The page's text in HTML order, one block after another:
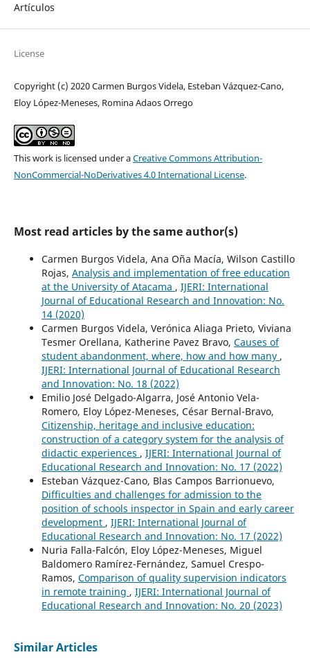
Artículos
License
Copyright (c) 2020 Carmen Burgos Videla, Esteban Vázquez-Cano,
Eloy López-Meneses, Romina Adaos Orrego
This work is licensed under aCreative Commons Attribution-
NonCommercial-NoDerivatives 4.0 International License.
Most read articles by the same author(s)
Carmen Burgos Videla, Ana Oña Macía, Wilson Castillo
Rojas, Analysis and implementation of free education
at the University of Atacama , IJERI: International
Journal of Educational Research and Innovation: No.
14 (2020)
Carmen Burgos Videla, Verónica Aliaga Prieto, Viviana
Tesmer Orellana, Katherine Pavez Bravo, Causes of
student abandonment, where, how and how many ,
IJERI: International Journal of Educational Research
and Innovation: No. 18 (2022)
Emilio José Delgado-Algarra, José Antonio Vela-
Romero, Eloy López-Meneses, César Bernal-Bravo,
Citizenship, heritage and inclusive education:
construction of a category system for the analysis of
didactic experiences , IJERI: International Journal of
Educational Research and Innovation: No. 17 (2022)
Esteban Vázquez-Cano, Blas Campos Barrionuevo,
Difficulties and challenges for admission to the
position of schools inspector in Spain and early career
development , IJERI: International Journal of
Educational Research and Innovation: No. 17 (2022)
Nuria Falla-Falcón, Eloy López-Meneses, Miguel
Baldomero Ramírez-Fernández, Samuel Crespo-
Ramos, Comparison of quality supervision indicators
in remote training , IJERI: International Journal of
Educational Research and Innovation: No. 20 (2023)
Similar Articles